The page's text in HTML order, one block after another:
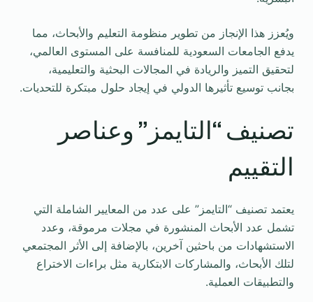
ويُعزز هذا الإنجاز من تطوير منظومة التعليم والأبحاث، مما
يدفع الجامعات السعودية للمنافسة على المستوى العالمي،
لتحقيق التميز والريادة في المجالات البحثية والتعليمية،
بجانب توسيع تأثيرها الدولي في إيجاد حلول مبتكرة للتحديات.
تصنيف “التايمز” وعناصر
التقييم
يعتمد تصنيف “التايمز” على عدد من المعايير الشاملة التي
تشمل عدد الأبحاث المنشورة في مجلات مرموقة، وعدد
الاستشهادات من باحثين آخرين، بالإضافة إلى الأثر المجتمعي
لتلك الأبحاث، والمشاركات الابتكارية مثل براءات الاختراع
والتطبيقات العملية.